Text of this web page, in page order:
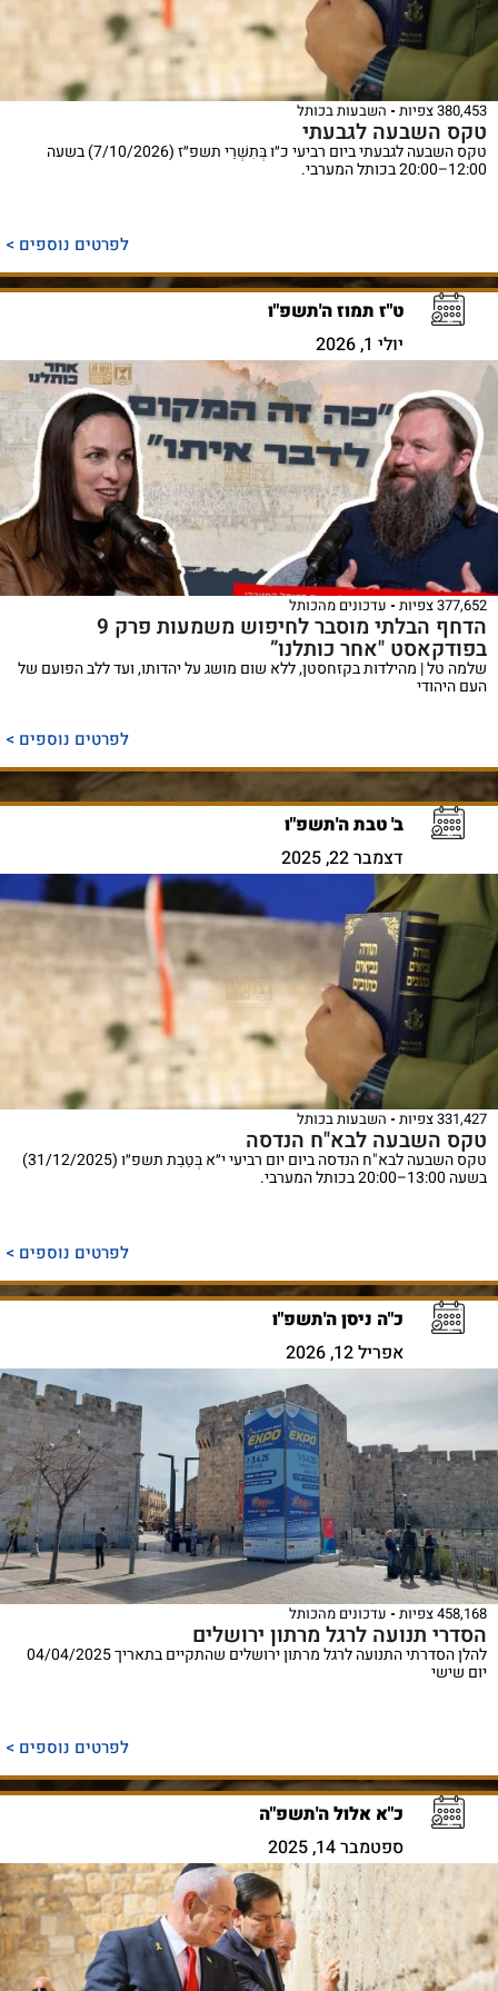
380,453 צפיות השבעות בכותל
טקס השבעה לגבעתי
טקס השבעה לגבעתי ביום רביעי כ״ו בְּתִשְׁרֵי תשפ״ז (7/10/2026) בשעה
12:00–20:00 בכותל המערבי.
לפרטים נוספים >
ט"ז תמוז ה'תשפ"ו
יולי 1, 2026
377,652 צפיות עדכונים מהכותל
הדחף הבלתי מוסבר לחיפוש משמעות פרק 9
בפודקאסט "אחר כותלנו”
שלמה טל | מהילדות בקזחסטן, ללא שום מושג על יהדותו, ועד ללב הפועם של
העם היהודי
לפרטים נוספים >
ב' טבת ה'תשפ"ו
דצמבר 22, 2025
331,427 צפיות השבעות בכותל
טקס השבעה לבא"ח הנדסה
טקס השבעה לבא"ח הנדסה ביום יום רביעי י״א בְּטֵבֵת תשפ״ו (31/12/2025)
בשעה 13:00–20:00 בכותל המערבי.
לפרטים נוספים >
כ"ה ניסן ה'תשפ"ו
אפריל 12, 2026
458,168 צפיות עדכונים מהכותל
הסדרי תנועה לרגל מרתון ירושלים
להלן הסדרתי התנועה לרגל מרתון ירושלים שהתקיים בתאריך 04/04/2025
יום שישי
לפרטים נוספים >
כ"א אלול ה'תשפ"ה
ספטמבר 14, 2025